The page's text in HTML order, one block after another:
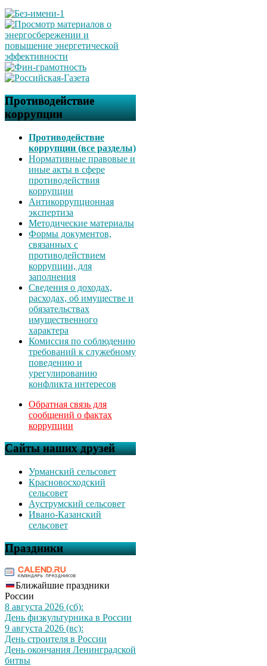
Противодействие
коррупции
Противодействие
коррупции (все разделы)
Нормативные правовые и
иные акты в сфере
противодействия
коррупции
Антикоррупционная
экспертиза
Методические материалы
Формы документов,
связанных с
противодействием
коррупции, для
заполнения
Сведения о доходах,
расходах, об имуществе и
обязательствах
имущественного
характера
Комиссия по соблюдению
требований к служебному
поведению и
урегулированию
конфликта интересов
Обратная связь для
сообщений о фактах
коррупции
Сайты наших друзей
Урманский сельсовет
Красновосходский
сельсовет
Ауструмский сельсовет
Ивано-Казанский
сельсовет
Праздники
Ближайшие праздники
России
8 августа 2026 (сб):
День физкультурника в России
9 августа 2026 (вс):
День строителя в России
День окончания Ленинградской
битвы